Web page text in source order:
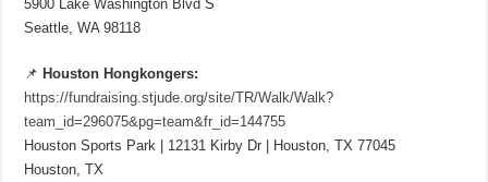
5900 Lake Washington Blvd S
Seattle, WA 98118
📌 Houston Hongkongers:
https://fundraising.stjude.org/site/TR/Walk/Walk?
team_id=296075&pg=team&fr_id=144755
Houston Sports Park | 12131 Kirby Dr | Houston, TX 77045
Houston, TX